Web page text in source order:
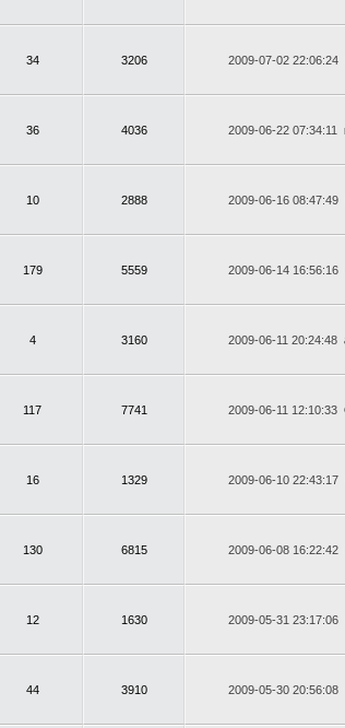
34
3206 2009-07-02 22:06:24
36
4036 2009-06-22 07:34:11
10 2888 2009-06-16 08:47:49
179
5559 2009-06-14 16:56:16
4
3160 2009-06-11 20:24:48
117
7741 2009-06-11 12:10:33
16
1329 2009-06-10 22:43:17
130
6815 2009-06-08 16:22:42
12
1630 2009-05-31 23:17:06
44
3910 2009-05-30 20:56:08